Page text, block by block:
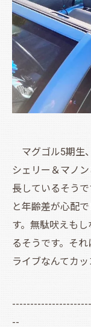
マグゴル5期生
シェリー＆マノ
長しているそう
と年齢差が心配
す。無駄吠えも
るそうです。そ
ライブなんてカッ
--